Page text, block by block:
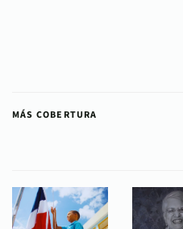
MÁS COBERTURA